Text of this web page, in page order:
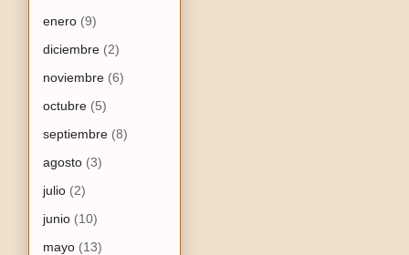
enero (9)
diciembre (2)
noviembre (6)
octubre (5)
septiembre (8)
agosto (3)
julio (2)
junio (10)
mayo (13)